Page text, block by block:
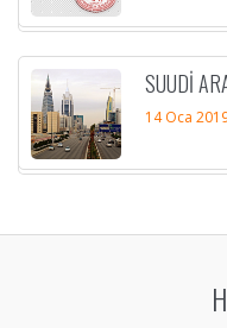
SUUDI
14 Oca